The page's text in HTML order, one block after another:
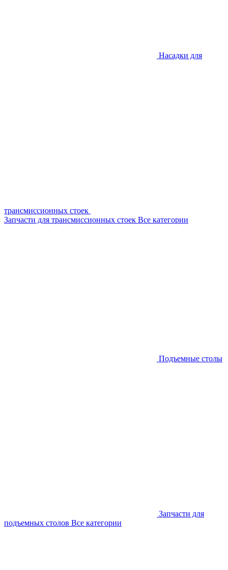
Насадки для
трансмиссионных стоек
Запчасти для трансмиссионных стоек Все категории
Подъемные столы
Запчасти для
подъемных столов Все категории